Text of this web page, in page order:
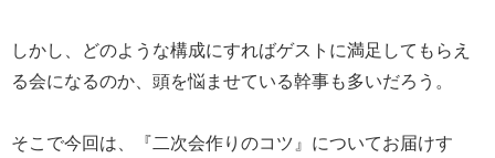
しかし、どのような構成にすればゲストに満足してもらえ
る会になるのか、頭を悩ませている幹事も多いだろう。
そこで今回は、『二次会作りのコツ』についてお届けす